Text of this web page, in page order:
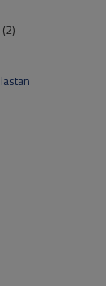
(2)